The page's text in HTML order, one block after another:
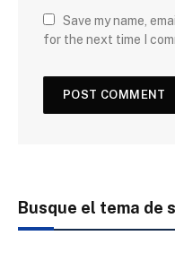
Save my name,
for the next time I
Busque el tema de